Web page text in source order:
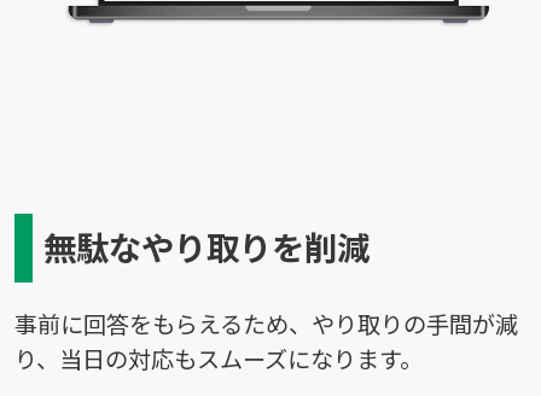
無駄なやり取りを削減
事前に回答をもらえるため、やり取りの手間が減
り、当日の対応もスムーズになります。